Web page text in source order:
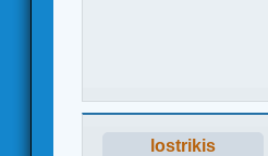
lostrikis